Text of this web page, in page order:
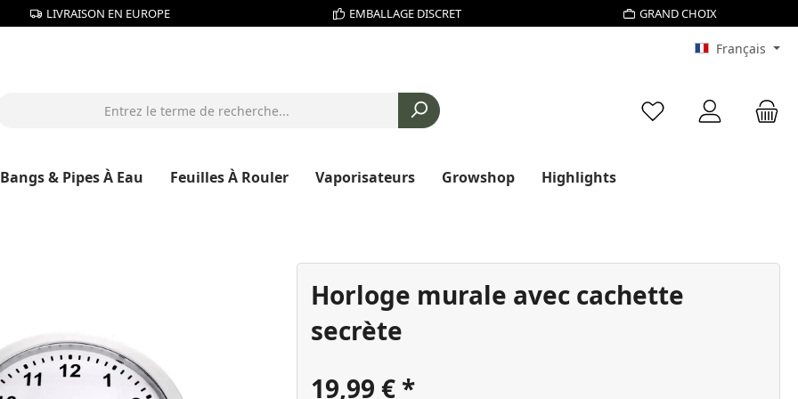
LIVRAISON EN EUROPE EMBALLAGE DISCRET GRAND CHOIX
Français
Vous avez 0 articles
Bangs & Pipes À Eau Feuilles À Rouler Vaporisateurs Growshop Highlights
Horloge murale avec cachette
secrète
19,99 €